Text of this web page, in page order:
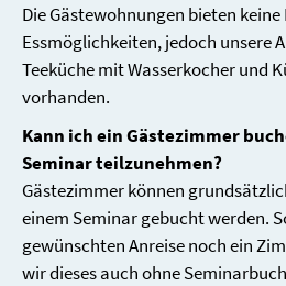
Die Gästewohnungen bieten keine
Essmöglichkeiten, jedoch unsere
Teeküche mit Wasserkocher und
vorhanden.
Kann ich ein Gästezimmer
Seminar teilzunehmen?
Gästezimmer können
einem Seminar gebucht werden.
gewünschten Anreise noch ein
wir dieses auch ohne